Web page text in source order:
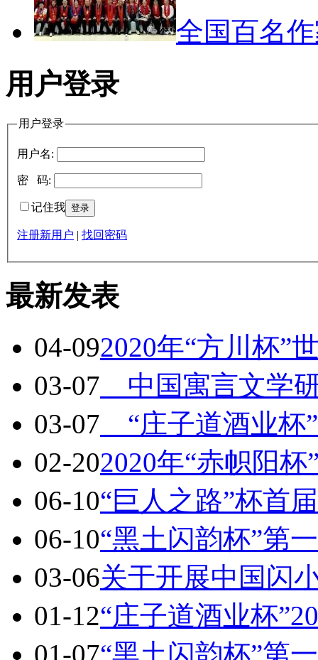
全国百名
用户登录
用户登录
用户名:
密 码:
记住我
注册新用户 | 找回密码
最新发表
04-092020年“方川杯”
03-07 中国寓言文学
03-07 “庄子道酒业杯
02-202020年“赤帜阳
06-10“巨人之路”杯首
06-10“黑土闪韵杯”第
03-06关于开展中国闪
01-12“庄子道酒业杯